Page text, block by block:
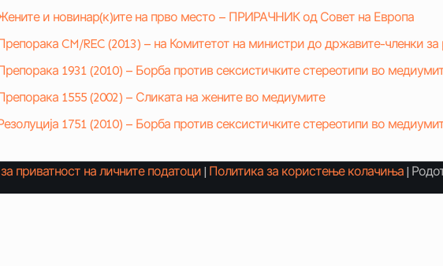
и новинар(к)ите на прво место – ПРИРАЧНИК од Совет на Европа
CM/REC (2013) – на Комитетот на министри до државите-членки
1931 (2010) – Борба против сексистичките стереотипи во
1555 (2002) – Сликата на жените во медиумите
1751 (2010) – Борба против сексистичките стереотипи во
приватност на личните податоци | Политика за користење колачиња |